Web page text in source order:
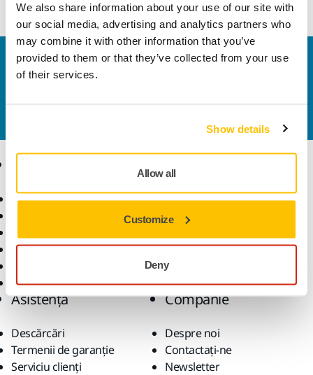
We also share information about your use of our site with
our social media, advertising and analytics partners who
may combine it with other information that you’ve
provided to them or that they’ve collected from your use
of their services.
Show details
Allow all
Customize
Deny
Contactaţi-ne
Doriți să aflați mai multe?
Scule electrice
Accesorii și consumabile
Branduri de top
Expertiză
Industrii
Aplicații
Asistență
Descărcări
Termenii de garanție
Serviciu clienți
Companie
Despre noi
Contactaţi-ne
Newsletter